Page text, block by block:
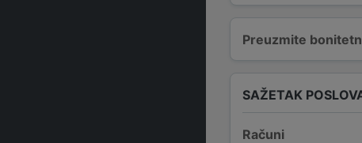
Preuzmite
SAŽETAK
Računi